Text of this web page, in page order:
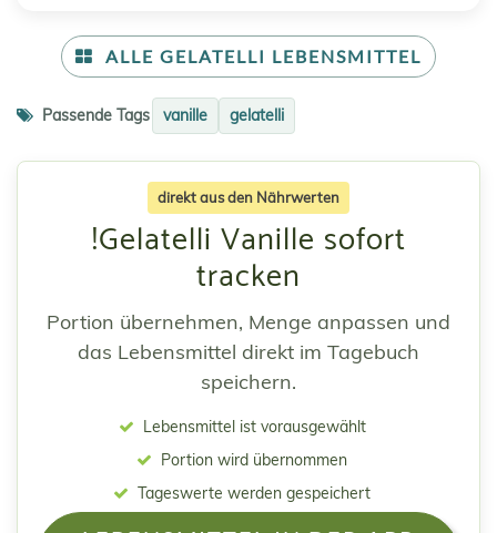
ALLE GELATELLI LEBENSMITTEL
Passende Tags vanille gelatelli
direkt aus den Nährwerten
!Gelatelli Vanille sofort
tracken
Portion übernehmen, Menge anpassen und
das Lebensmittel direkt im Tagebuch
speichern.
Lebensmittel ist vorausgewählt
Portion wird übernommen
Tageswerte werden gespeichert